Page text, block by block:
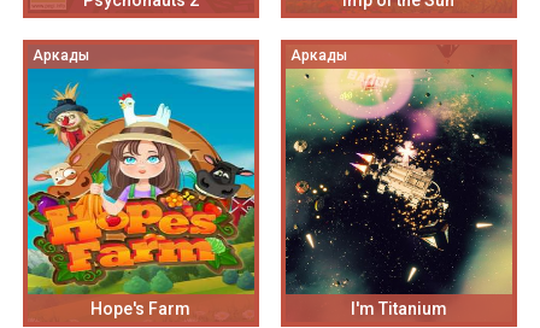
Аркады
Hope's Farm
Аркады
I'm Titanium